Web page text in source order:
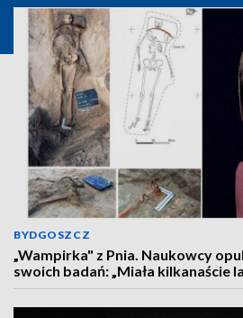
BYDGOSZCZ
„Wampirka" z Pnia. Naukowcy
swoich badań: „Miała kilkanaście